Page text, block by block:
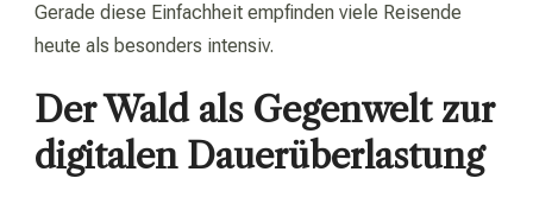
Gerade diese Einfachheit empfinden viele Reisende
heute als besonders intensiv.
Der Wald als Gegenwelt zur
digitalen Dauerüberlastung